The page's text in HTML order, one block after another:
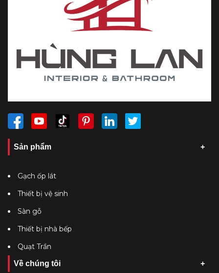
Sản phẩm
Gạch ốp lát
Thiết bị vệ sinh
Sàn gỗ
Thiết bị nhà bếp
Quạt Trần
Về chúng tôi